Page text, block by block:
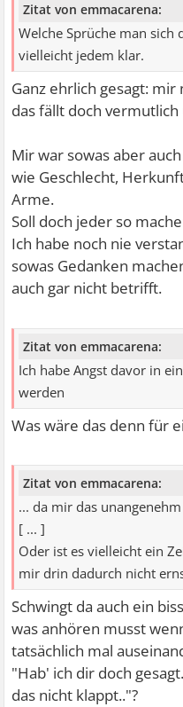
Zitat von emmacarena:
Welche Sprüche man
vielleicht jedem klar.
Ganz ehrlich gesagt: mir
das fällt doch
Mir war sowas aber
wie Geschlecht,
Arme.
Soll doch jeder so
Ich habe noch nie
sowas Gedanken
auch gar nicht betrifft.
Zitat von emmacarena:
Ich habe Angst davor in
werden
Was wäre das denn für
Zitat von emmacarena:
... da mir das
[ ... ]
Oder ist es vielleicht ein
mir drin dadurch nicht
Schwingt da auch ein
was anhören musst
tatsächlich mal
"Hab' ich dir doch
das nicht klappt.."?